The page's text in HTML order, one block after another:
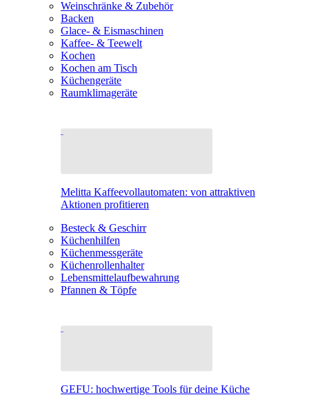
Weinschränke & Zubehör
Backen
Glace- & Eismaschinen
Kaffee- & Teewelt
Kochen
Kochen am Tisch
Küchengeräte
Raumklimageräte
Melitta Kaffeevollautomaten: von attraktiven
Aktionen profitieren
Besteck & Geschirr
Küchenhilfen
Küchenmessgeräte
Küchenrollenhalter
Lebensmittelaufbewahrung
Pfannen & Töpfe
GEFU: hochwertige Tools für deine Küche